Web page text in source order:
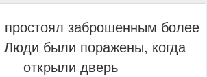
заброшенным более
Люди были поражены, когда
открыли дверь